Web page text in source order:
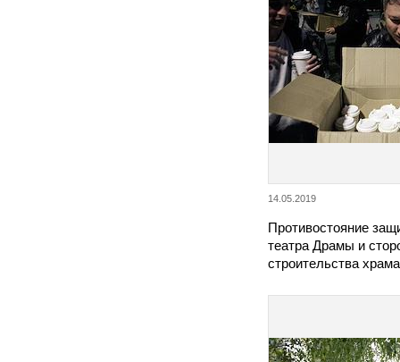
14.05.2019
Противостояние
театра Драмы и
строительства